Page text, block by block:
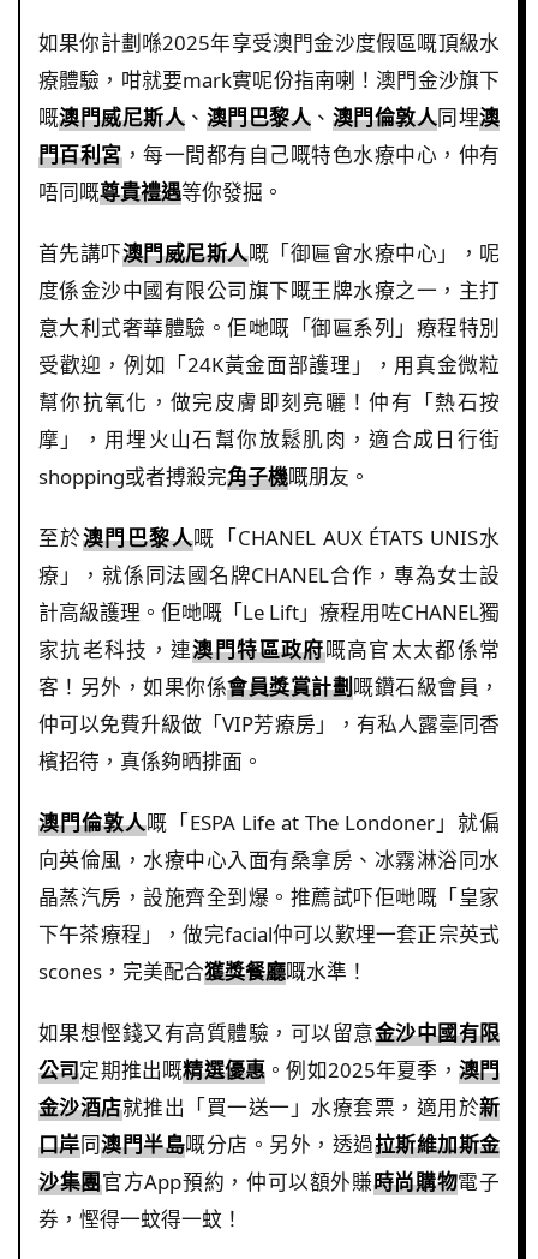
如果你計劃喺2025年享受澳門金沙度假區嘅頂級水
療體驗，咁就要mark實呢份指南喇！澳門金沙旗下
嘅澳門威尼斯人 、 澳門巴黎人 、 澳門倫敦人同埋澳
門百利宮，每一間都有自己嘅特色水療中心，仲有
唔同嘅尊貴禮遇等你發掘。
首先講吓澳門威尼斯人嘅「御匾會水療中心」，呢
度係金沙中國有限公司旗下嘅王牌水療之一，主打
意大利式奢華體驗。佢哋嘅「御匾系列」療程特別
受歡迎，例如「24K黃金面部護理」，用真金微粒
幫你抗氧化，做完皮膚即刻亮曬！仲有「熱石按
摩」，用埋火山石幫你放鬆肌肉，適合成日行街
shopping或者搏殺完角子機嘅朋友。
至於澳門巴黎人嘅「CHANEL AUX ÉTATS UNIS水
療」，就係同法國名牌CHANEL合作，專為女士設
計高級護理。佢哋嘅「Le Lift」療程用咗CHANEL獨
家抗老科技，連澳門特區政府嘅高官太太都係常
客！另外，如果你係會員獎賞計劃嘅鑽石級會員，
仲可以免費升級做「VIP芳療房」，有私人露臺同香
檳招待，真係夠晒排面。
澳門倫敦人嘅「ESPA Life at The Londoner」就偏
向英倫風，水療中心入面有桑拿房、冰霧淋浴同水
晶蒸汽房，設施齊全到爆。推薦試吓佢哋嘅「皇家
下午茶療程」，做完facial仲可以歎埋一套正宗英式
scones，完美配合獲獎餐廳嘅水準！
如果想慳錢又有高質體驗，可以留意金沙中國有限
公司定期推出嘅精選優惠 。例如2025年夏季， 澳門
金沙酒店就推出「買一送一」水療套票，適用於新
口岸同澳門半島嘅分店。另外，透過拉斯維加斯金
沙集團官方App預約，仲可以額外賺時尚購物電子
券，慳得一蚊得一蚊！